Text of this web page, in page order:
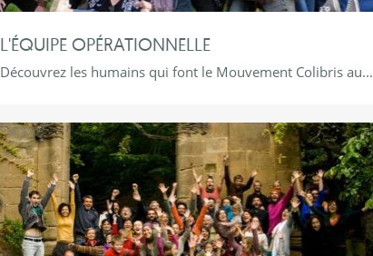
L'ÉQUIPE OPÉRATIONNELLE
Découvrez les humains qui font le Mouvement Colibris au...